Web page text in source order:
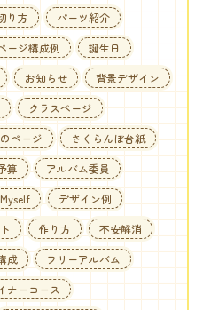
り方
パーツ紹介
ージ構成例
誕生日
お知らせ
背景デザイン
クラスページ
ページ
さくらんぼ台紙
算
アルバム委員
デザイン例
作り方
不安解消
成
フリーアルバム
ナーコース